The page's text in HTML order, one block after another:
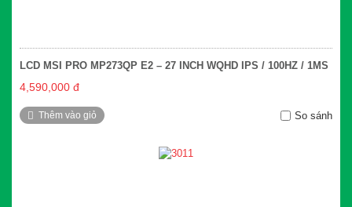
LCD MSI PRO MP273QP E2 – 27 INCH WQHD IPS / 100HZ / 1MS
4,590,000 đ
Thêm vào giỏ So sánh